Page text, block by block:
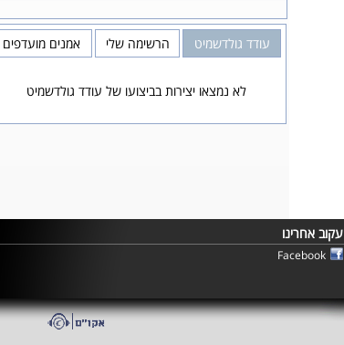
עודד גולדשמיט הרשימה שלי אמנים מועדפים
לא נמצאו יצירות בביצועו של עודד גולדשמיט
עקוב אחרינו
Facebook